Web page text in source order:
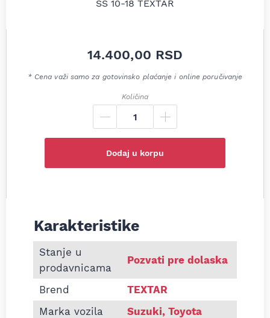
14.400,00 RSD
* Cena važi samo za gotovinsko plaćanje i online poručivanje
Količina
Dodaj u korpu
Informacije o Kočioni diskovi prednji par 1.2-1.8H
Karakteristike
Stanje u
prodavnicama
Pozvati pre dolaska
Brend
TEXTAR
Marka vozila
Suzuki, Toyota